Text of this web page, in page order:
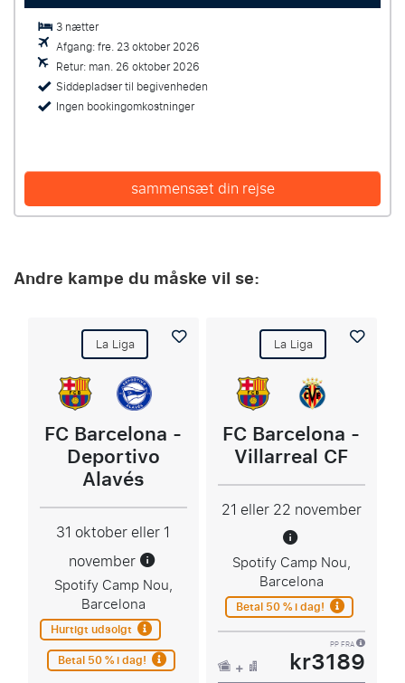
3 nætter
Afgang: fre. 23 oktober 2026
Retur: man. 26 oktober 2026
Siddepladser til begivenheden
Ingen bookingomkostninger
sammensæt din rejse
Andre kampe du måske vil se:
La Liga
FC Barcelona -
Deportivo
Alavés
31 oktober eller 1
november
Spotify Camp Nou,
Barcelona
Hurtigt udsolgt
Betal 50 % i dag!
La Liga
FC Barcelona -
Villarreal CF
21 eller 22 november
Spotify Camp Nou,
Barcelona
Betal 50 % i dag!
PP FRA
kr3189